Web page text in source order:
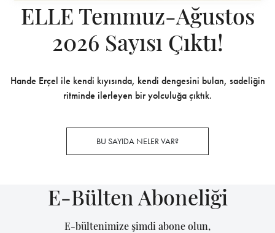
ELLE Temmuz-Ağustos
2026 Sayısı Çıktı!
Hande Erçel ile kendi kıyısında, kendi dengesini bulan, sadeliğin
ritminde ilerleyen bir yolculuğa çıktık.
BU SAYIDA NELER VAR?
E-Bülten Aboneliği
E-bültenimize şimdi abone olun,